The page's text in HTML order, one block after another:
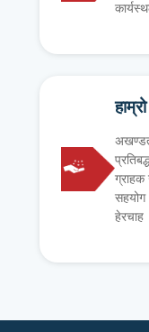
ग्राहक
सहयोग
हेरचाह